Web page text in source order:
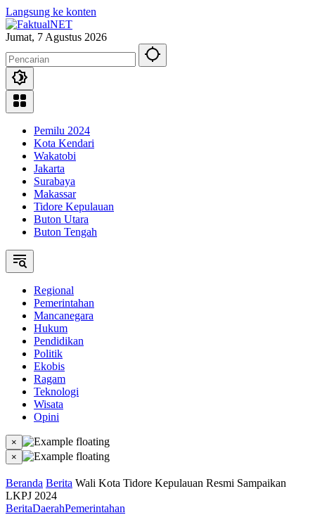
Langsung ke konten
Jumat, 7 Agustus 2026
Pemilu 2024
Kota Kendari
Wakatobi
Jakarta
Surabaya
Makassar
Tidore Kepulauan
Buton Utara
Buton Tengah
Regional
Pemerintahan
Mancanegara
Hukum
Pendidikan
Politik
Ekobis
Ragam
Teknologi
Wisata
Opini
×
×
Beranda Berita Wali Kota Tidore Kepulauan Resmi Sampaikan
LKPJ 2024
BeritaDaerahPemerintahan